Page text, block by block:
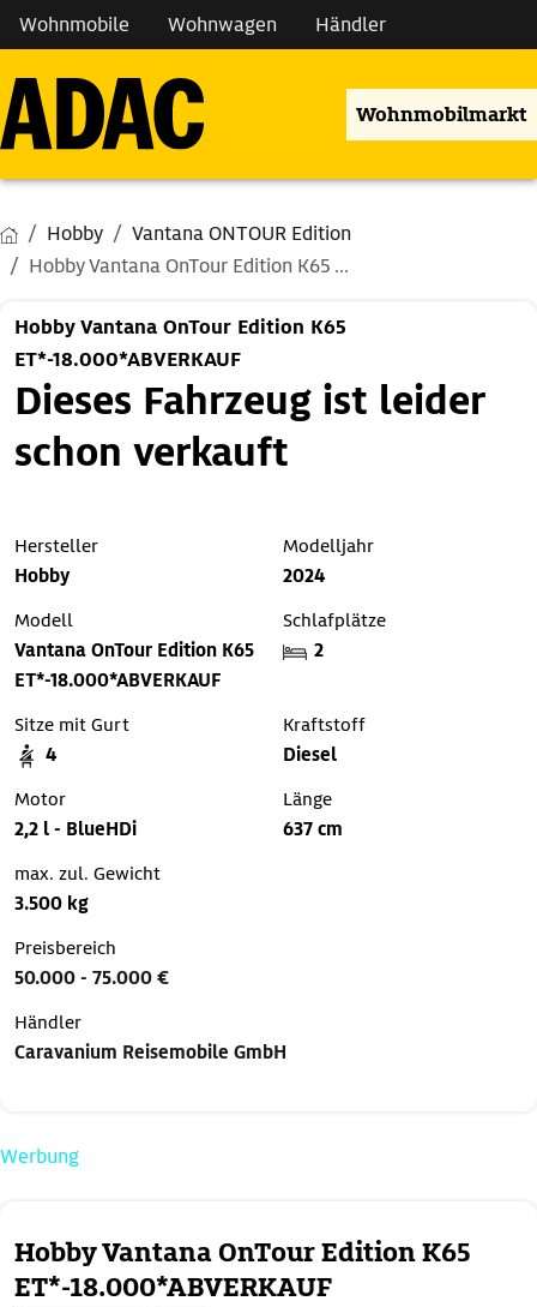
Wohnmobile Wohnwagen Händler
Wohnmobilmarkt
Hobby
Vantana ONTOUR Edition
Hobby Vantana OnTour Edition K65 ...
Hobby Vantana OnTour Edition K65
ET*-18.000*ABVERKAUF
Hobby Vantana OnTour Edition K65
ET*-18.000*ABVERKAUF
Dieses Fahrzeug ist leider
schon verkauft
Hersteller
Hobby
Modelljahr
2024
Modell
Vantana OnTour Edition K65
ET*-18.000*ABVERKAUF
Schlafplätze
2
Sitze mit Gurt
4
Kraftstoff
Diesel
Motor
2,2 l - BlueHDi
Länge
637 cm
max. zul. Gewicht
3.500 kg
Preisbereich
50.000 - 75.000 €
Händler
Caravanium Reisemobile GmbH
Werbung